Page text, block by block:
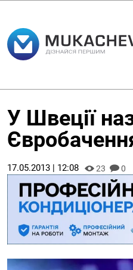
У Швеції
17.05.2013 | 12:08 23 0